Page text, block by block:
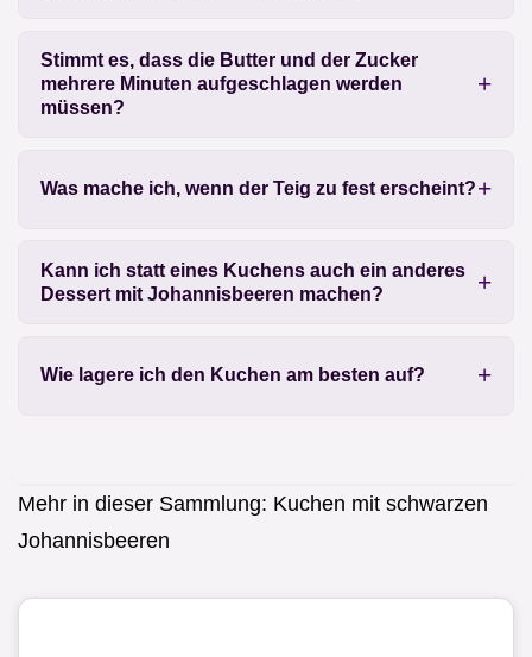
Stimmt es, dass die Butter und der Zucker
mehrere Minuten aufgeschlagen werden
müssen?
Was mache ich, wenn der Teig zu fest erscheint?
Kann ich statt eines Kuchens auch ein anderes
Dessert mit Johannisbeeren machen?
Wie lagere ich den Kuchen am besten auf?
Mehr in dieser Sammlung: Kuchen mit schwarzen
Johannisbeeren